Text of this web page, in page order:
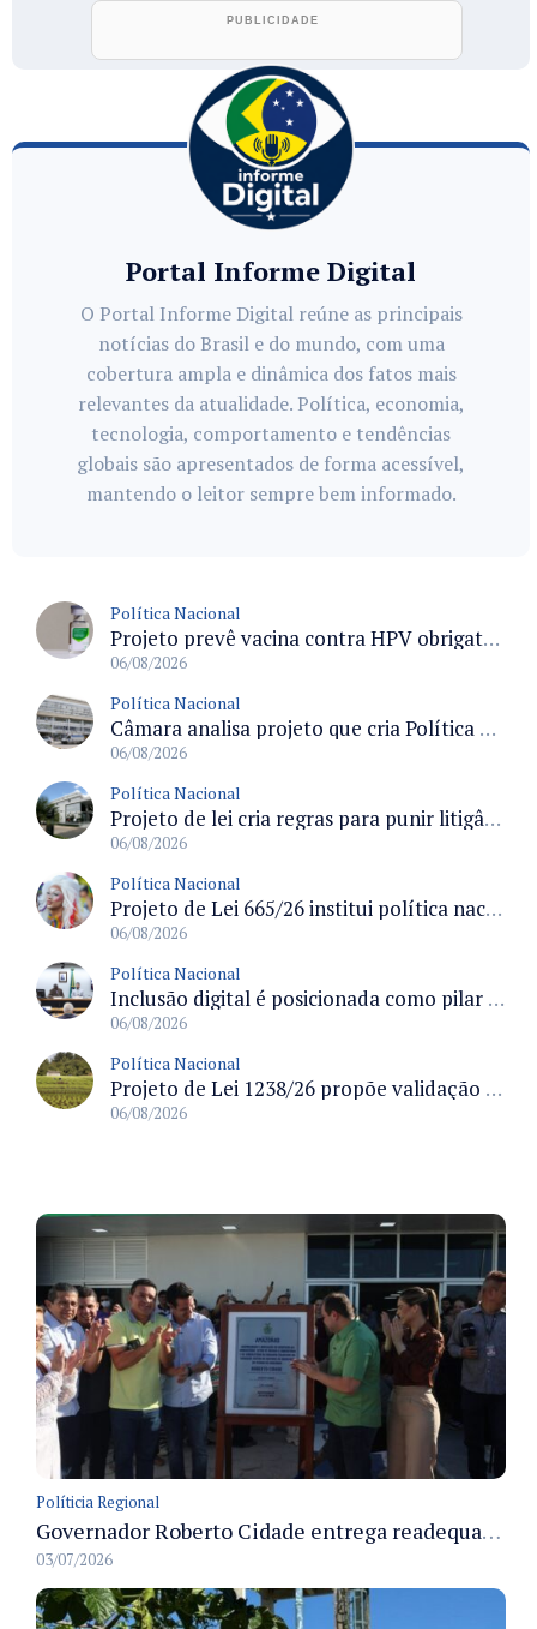
Portal Informe Digital
O Portal Informe Digital reúne as principais
notícias do Brasil e do mundo, com uma
cobertura ampla e dinâmica dos fatos mais
relevantes da atualidade. Política, economia,
tecnologia, comportamento e tendências
globais são apresentados de forma acessível,
mantendo o leitor sempre bem informado.
Política Nacional
Projeto prevê vacina contra HPV obrigatória e testes moleculares para rastreamento do câncer do colo do útero
06/08/2026
Política Nacional
Câmara analisa projeto que cria Política Nacional de Qualificação e Valorização da Preceptoria na Residência Médica
06/08/2026
Política Nacional
Projeto de lei cria regras para punir litigância abusiva reversa e integrar sistemas do Judiciário
06/08/2026
Política Nacional
Projeto de Lei 665/26 institui política nacional para prevenção ao transfeminicídio e prevê medidas de proteção e reparação
06/08/2026
Política Nacional
Inclusão digital é posicionada como pilar essencial da reurbanização de favelas e periferias
06/08/2026
Política Nacional
Projeto de Lei 1238/26 propõe validação automática do Cadastro Ambiental Rural para imóveis de até quatro módulos fiscais
06/08/2026
Políticia Regional
Governador Roberto Cidade entrega readequação do ambulatório da FCecon e amplia capacidade de atendimento oncológico em Manaus
03/07/2026